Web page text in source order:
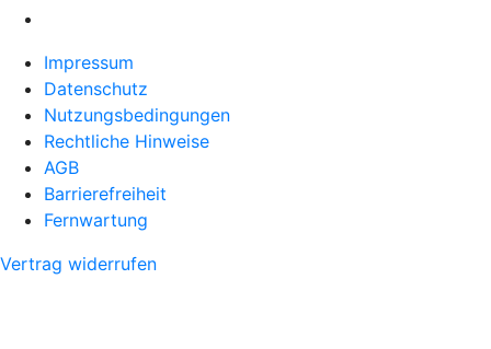
Impressum
Datenschutz
Nutzungsbedingungen
Rechtliche Hinweise
AGB
Barrierefreiheit
Fernwartung
Vertrag widerrufen